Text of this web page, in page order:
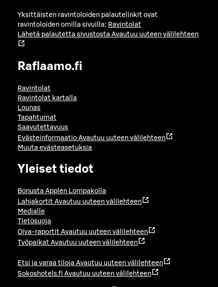
Yksittäisten ravintoloiden palautelinkit ovat
ravintoloiden omilla sivuilla: Ravintolat
Lähetä palautetta sivustosta Avautuu uuteen välilehteen
Raflaamo.fi
Ravintolat
Ravintolat kartalla
Lounas
Tapahtumat
Saavutettavuus
Evästeinformaatio Avautuu uuteen välilehteen
Muuta evästeasetuksia
Yleiset tiedot
Bonusta Applen Lompakolla
Lahjakortit Avautuu uuteen välilehteen
Medialle
Tietosuoja
Oiva-raportit Avautuu uuteen välilehteen
Työpaikat Avautuu uuteen välilehteen
Etsi ja varaa tiloja Avautuu uuteen välilehteen
Sokoshotels.fi Avautuu uuteen välilehteen